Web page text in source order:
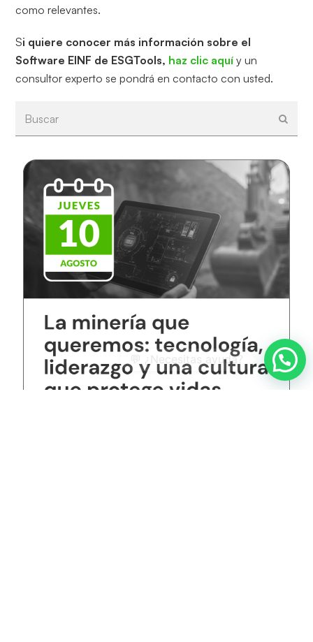
como relevantes.
Si quiere conocer más información sobre el
Software EINF de ESGTools, haz clic aquí y un
consultor experto se pondrá en contacto con usted.